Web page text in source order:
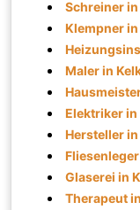
Schreiner
Klempner
Maler in
Elektriker in
Hersteller
Glaserei in
Therapeut